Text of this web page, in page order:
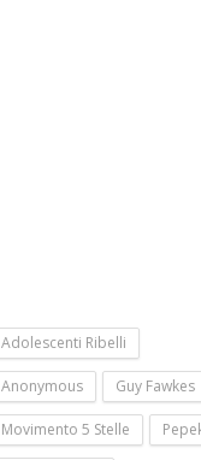
Adolescenti Ribelli
Anonymous Guy Fawkes
Movimento 5 Stelle